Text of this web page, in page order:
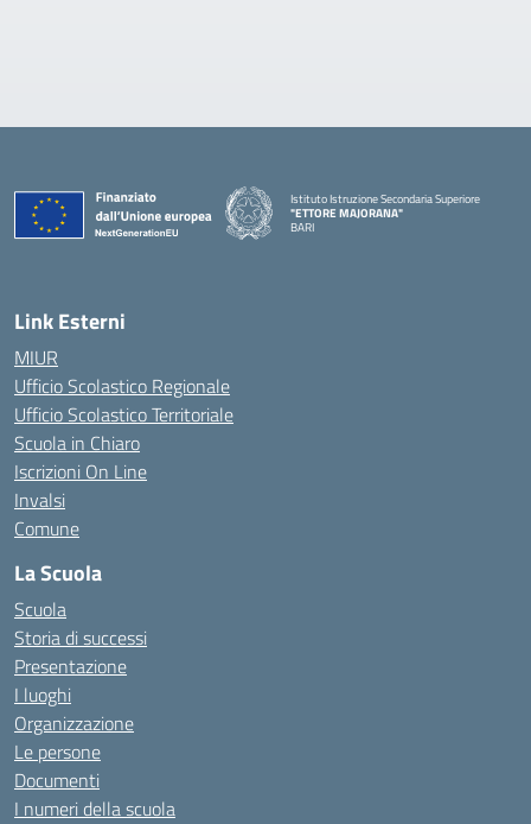
Istituto Istruzione Secondaria Superiore
"ETTORE MAJORANA"
BARI
Link Esterni
MIUR
Ufficio Scolastico Regionale
Ufficio Scolastico Territoriale
Scuola in Chiaro
Iscrizioni On Line
Invalsi
Comune
La Scuola
Scuola
Storia di successi
Presentazione
I luoghi
Organizzazione
Le persone
Documenti
I numeri della scuola